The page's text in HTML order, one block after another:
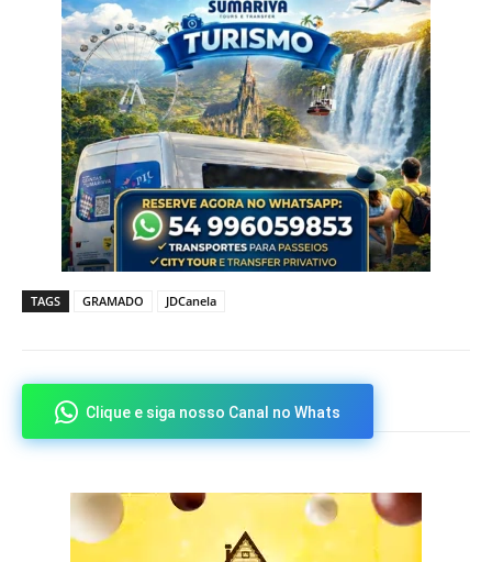
TAGS GRAMADO JDCanela
Clique e siga nosso Canal no Whats